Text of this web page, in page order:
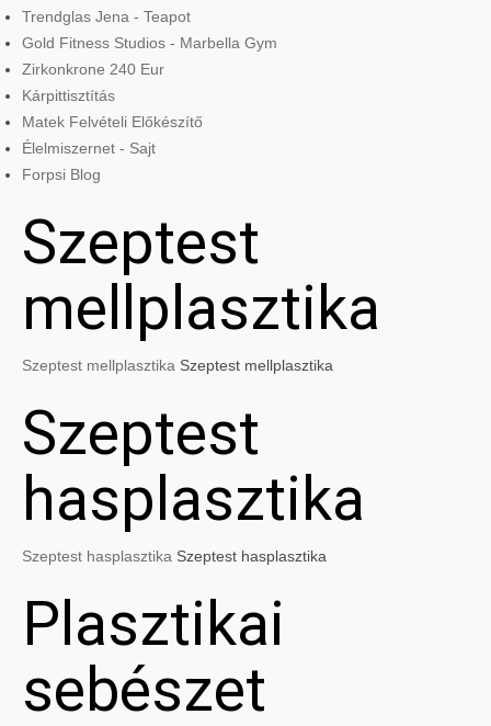
Trendglas Jena - Teapot
Gold Fitness Studios - Marbella Gym
Zirkonkrone 240 Eur
Kárpittisztítás
Matek Felvételi Előkészítő
Élelmiszernet - Sajt
Forpsi Blog
Szeptest
mellplasztika
Szeptest mellplasztika Szeptest mellplasztika
Szeptest
hasplasztika
Szeptest hasplasztika Szeptest hasplasztika
Plasztikai
sebészet